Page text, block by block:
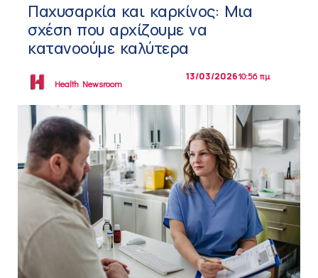
Παχυσαρκία και καρκίνος: Μια
σχέση που αρχίζουμε να
κατανοούμε καλύτερα
Health Newsroom
13/03/202610:56 πμ